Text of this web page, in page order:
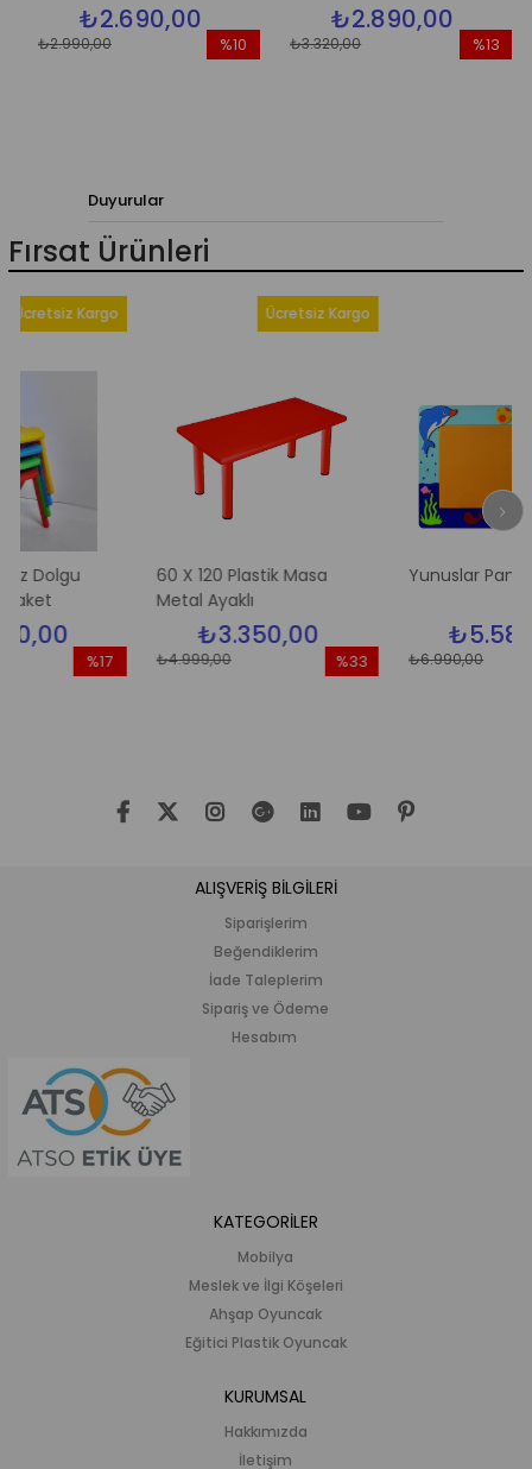
₺2.690,00 ₺2.890,00
₺3.320,00
Duyurular
Fırsat Ürünleri
Kargo
60 X 120 Plastik Masa
Metal Ayaklı
₺3.350,00
₺4.999,00
Ücretsiz Kargo
Yunuslar Pano
₺5.580,00
₺6.990,00
ALIŞVERİŞ BİLGİLERİ
Siparişlerim
Beğendiklerim
İade Taleplerim
Sipariş ve Ödeme
Hesabım
KATEGORİLER
Mobilya
Meslek ve İlgi Köşeleri
Ahşap Oyuncak
Eğitici Plastik Oyuncak
KURUMSAL
Hakkımızda
İletişim